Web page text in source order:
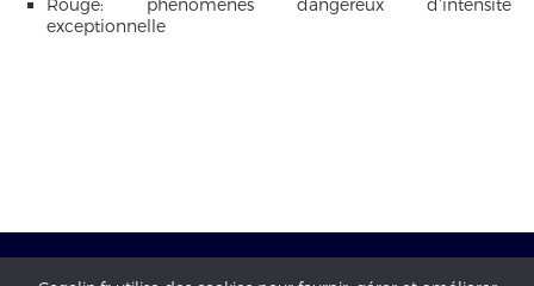
Rouge: phénomènes dangereux d’intensité
exceptionnelle